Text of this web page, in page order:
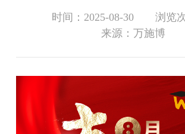
时间：2025-08-30 浏览
来源：万施博